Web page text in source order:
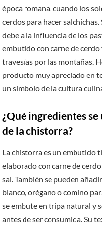
época romana, cuando los
cerdos para hacer
debe a la influencia de los
embutido con carne de cerdo
travesías por las montañas.
producto muy apreciado en
un símbolo de la cultura
¿Qué ingredientes
de la chistorra?
La chistorra es un embutido
elaborado con carne de
sal. También se pueden
blanco, orégano o comino
se embute en tripa natural y
antes de ser consumida. Su